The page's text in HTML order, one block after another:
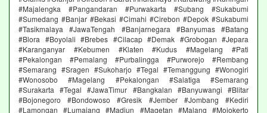
#Majalengka #Pangandaran #Purwakarta #Subang #Sukabumi
#Sumedang #Banjar #Bekasi #Cimahi #Cirebon #Depok #Sukabumi
#Tasikmalaya #JawaTengah #Banjarnegara #Banyumas #Batang
#Blora #Boyolali #Brebes #Cilacap #Demak #Grobogan #Jepara
#Karanganyar #Kebumen #Klaten #Kudus #Magelang #Pati
#Pekalongan #Pemalang #Purbalingga #Purworejo #Rembang
#Semarang #Sragen #Sukoharjo #Tegal #Temanggung #Wonogiri
#Wonosobo #Magelang #Pekalongan #Salatiga #Semarang
#Surakarta #Tegal #JawaTimur #Bangkalan #Banyuwangi #Blitar
#Bojonegoro #Bondowoso #Gresik #Jember #Jombang #Kediri
#Lamongan #Lumajang #Madiun #Magetan #Malang #Mojokerto